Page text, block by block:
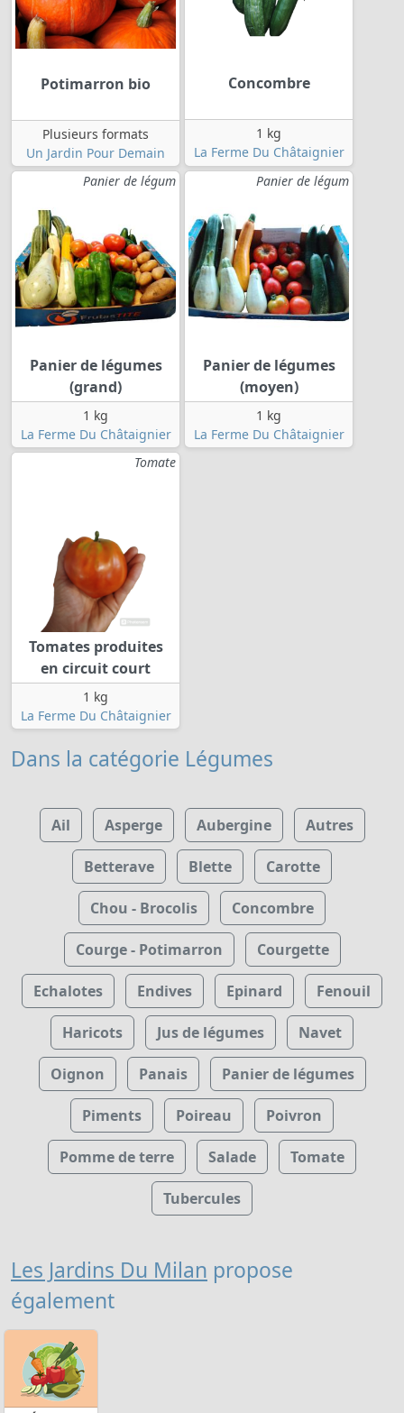
Potimarron bio
Plusieurs formats
Un Jardin Pour Demain
Concombre
1 kg
La Ferme Du Châtaignier
Panier de légum
Panier de légumes
(grand)
1 kg
La Ferme Du Châtaignier
Panier de légum
Panier de légumes
(moyen)
1 kg
La Ferme Du Châtaignier
Tomate
Tomates produites
en circuit court
1 kg
La Ferme Du Châtaignier
Dans la catégorie Légumes
Ail Asperge Aubergine Autres
Betterave Blette Carotte
Chou - Brocolis Concombre
Courge - Potimarron Courgette
Echalotes Endives Epinard Fenouil
Haricots Jus de légumes Navet
Oignon Panais Panier de légumes
Piments Poireau Poivron
Pomme de terre Salade Tomate
Tubercules
Les Jardins Du Milan propose
également